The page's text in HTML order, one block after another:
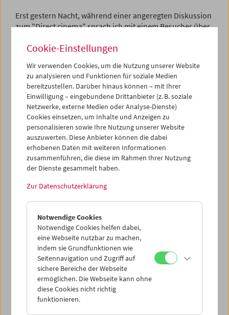
Erst gestern Nacht, während einer angeregten Diskussion
zum "Direct cinema" sprach ich mit einem Besucher über
Kontrolle und Inszenierung ständig überstrapazierte. Der
Vintage-Abzüge vernichtete und der Filmemacher, der
bisweilen Passanten, Groupies oder Wildfremde zu
Protagonisten oder Kameraleuten machte. Ein großer
Defätist, in dessen Kern ein melancholisches Herz schlägt.
"Nicht zwinkern" – "Don't Blink" ist der Titel eines
schönen Dokumentarfilms von Laura Israel über Robert
Frank: wie passend für einen, der Schönheit, Momente
der Aufrichtigkeit und des Komischen immer "zwischen"
den großen Gesten und Momenten findet.
We just learned of the passing of Robert Frank, the
legendary photographer turned filmmaker (and then
photographer again). Frank was one of the great
individualists and non-conformists of US-American post-
war art. His pictorial style defied the aesthetics, the
content and the production conventions of his time. With
a defiant and often bitter humour he commented on and
often ridiculed the arts establishment and its unsavoury
Cookie-Einstellungen
Wir verwenden Cookies, um die Nutzung unserer Website
zu analysieren und Funktionen für soziale Medien
bereitzustellen. Darüber hinaus können – mit Ihrer
Einwilligung – eingebundene Drittanbieter (z. B. soziale
Netzwerke, externe Medien oder Analyse-Dienste)
Cookies einsetzen, um Inhalte und Anzeigen zu
personalisieren sowie Ihre Nutzung unserer Website
auszuwerten. Diese Anbieter können die dabei
erhobenen Daten mit weiteren Informationen
zusammenführen, die diese im Rahmen Ihrer Nutzung
der Dienste gesammelt haben.
Zur Datenschutzerklärung
Notwendige Cookies
Notwendige Cookies helfen dabei,
eine Webseite nutzbar zu machen,
indem sie Grundfunktionen wie
Seitennavigation und Zugriff auf
sichere Bereiche der Webseite
ermöglichen. Die Webseite kann ohne
diese Cookies nicht richtig
funktionieren.